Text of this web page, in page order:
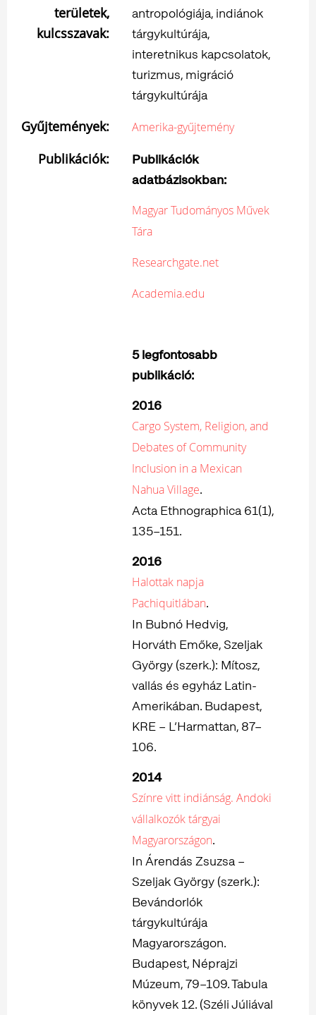
területek,
kulcsszavak:
antropológiája, indiánok
tárgykultúrája,
interetnikus kapcsolatok,
turizmus, migráció
tárgykultúrája
Gyűjtemények: Amerika-gyűjtemény
Publikációk:
Publikációk
adatbázisokban:
Magyar Tudományos Művek
Tára
Researchgate.net
Academia.edu
5 legfontosabb
publikáció:
2016
Cargo System, Religion, and
Debates of Community
Inclusion in a Mexican
Nahua Village.
Acta Ethnographica 61(1),
135–151.
2016
Halottak napja
Pachiquitlában.
In Bubnó Hedvig,
Horváth Emőke, Szeljak
György (szerk.): Mítosz,
vallás és egyház Latin-
Amerikában. Budapest,
KRE – L’Harmattan, 87–
106.
2014
Színre vitt indiánság. Andoki
vállalkozók tárgyai
Magyarországon.
In Árendás Zsuzsa –
Szeljak György (szerk.):
Bevándorlók
tárgykultúrája
Magyarországon.
Budapest, Néprajzi
Múzeum, 79–109. Tabula
könyvek 12. (Széli Júliával